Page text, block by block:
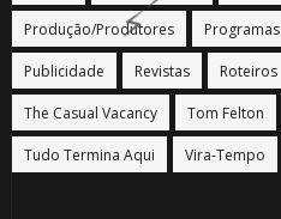
Produção/Produtores Programas
Publicidade Revistas Roteiros
The Casual Vacancy Tom Felton
Tudo Termina Aqui Vira-Tempo